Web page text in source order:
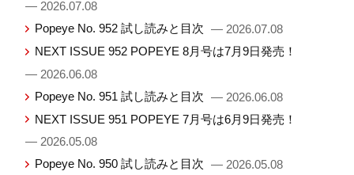
— 2026.07.08
Popeye No. 952 試し読みと目次 — 2026.07.08
NEXT ISSUE 952 POPEYE 8月号は7月9日発売！
— 2026.06.08
Popeye No. 951 試し読みと目次 — 2026.06.08
NEXT ISSUE 951 POPEYE 7月号は6月9日発売！
— 2026.05.08
Popeye No. 950 試し読みと目次 — 2026.05.08